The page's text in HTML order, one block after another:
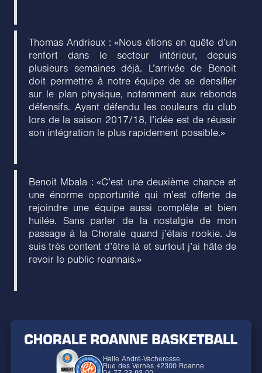
Thomas Andrieux : «Nous étions en quête d’un
renfort dans le secteur intérieur, depuis
plusieurs semaines déjà. L’arrivée de Benoit
doit permettre à notre équipe de se densifier
sur le plan physique, notamment aux rebonds
défensifs. Ayant défendu les couleurs du club
lors de la saison 2017/18, l’idée est de réussir
son intégration le plus rapidement possible.»
Benoit Mbala : «C’est une deuxième chance et
une énorme opportunité qui m’est offerte de
rejoindre une équipe aussi complète et bien
huilée. Sans parler de la nostalgie de mon
passage à la Chorale quand j’étais rookie. Je
suis très content d’être là et surtout j’ai hâte de
revoir le public roannais.»
Halle André-Vacheresse
Rue des Vernes 42300 Roanne